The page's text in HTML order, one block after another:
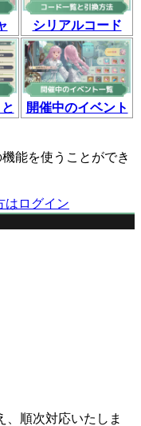
シリアルコード
開催中のイベント
能を使うことができ
はログイン
、順次対応いたしま